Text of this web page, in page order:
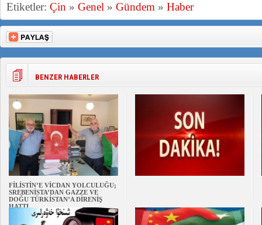
Etiketler: Çin » Genel » Gündem » Haber
BENZER HABERLER
FİLİSTİN’E VİCDAN YOLCULUĞU;
SREBENİSTA’DAN GAZZE VE
DOĞU TÜRKİSTAN’A DİRENİŞ
HATTI